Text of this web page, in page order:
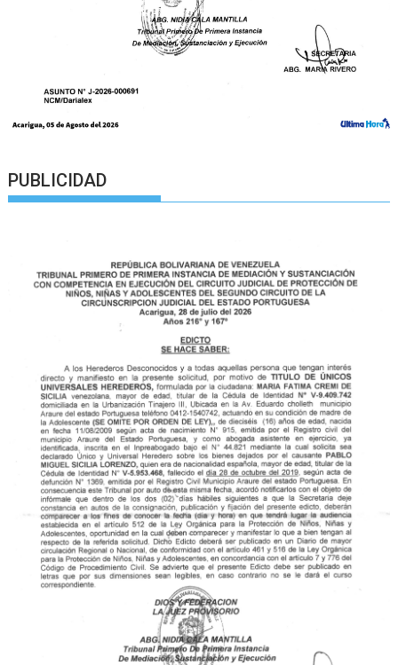
PUBLICIDAD